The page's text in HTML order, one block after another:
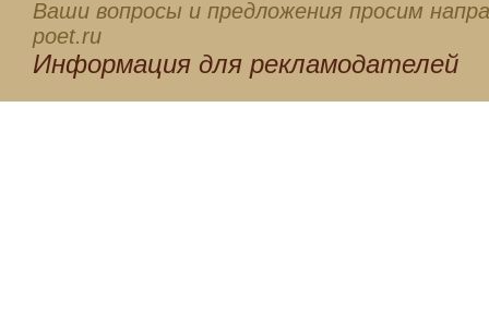
Ваши вопросы и предложения просим
poet.ru
Информация для рекламодателей